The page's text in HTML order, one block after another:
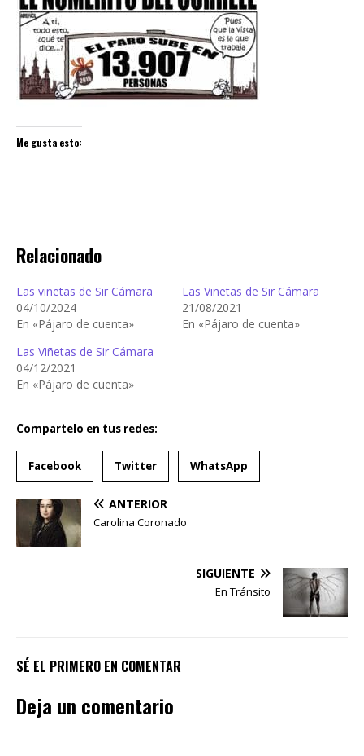
Me gusta esto:
Relacionado
Las viñetas de Sir Cámara
04/10/2024
En «Pájaro de cuenta»
Las Viñetas de Sir Cámara
21/08/2021
En «Pájaro de cuenta»
Las Viñetas de Sir Cámara
04/12/2021
En «Pájaro de cuenta»
Compartelo en tus redes:
Facebook Twitter WhatsApp
ANTERIOR
Carolina Coronado
SIGUIENTE
En Tránsito
SÉ EL PRIMERO EN COMENTAR
Deja un comentario